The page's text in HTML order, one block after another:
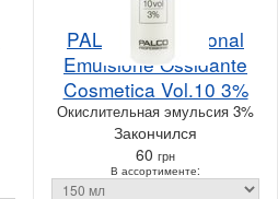
PALCO Professional
Emulsione Ossidante
Cosmetica Vol.10 3%
Окислительная эмульсия 3%
Закончился
60 грн
В ассортименте: